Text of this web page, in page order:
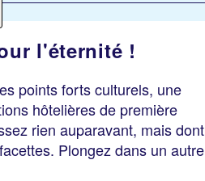
l'éternité !
points forts culturels, une
hôtelières de première
rien auparavant, mais dont
Plongez dans un autre